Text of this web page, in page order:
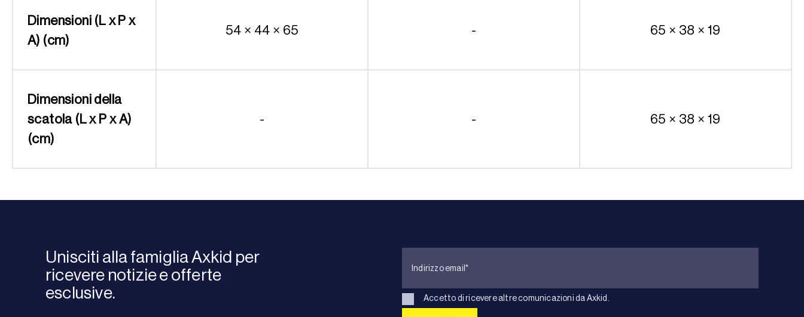
Dimensioni (L x P x
A) (cm)
54 × 44 × 65 - 65 × 38 × 19
Dimensioni della
scatola (L x P x A)
(cm)
- - 65 × 38 × 19
Unisciti alla famiglia Axkid per
ricevere notizie e offerte
esclusive.
Accetto di ricevere altre comunicazioni da Axkid.